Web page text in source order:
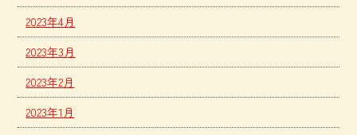
2023年4月
2023年3月
2023年2月
2023年1月